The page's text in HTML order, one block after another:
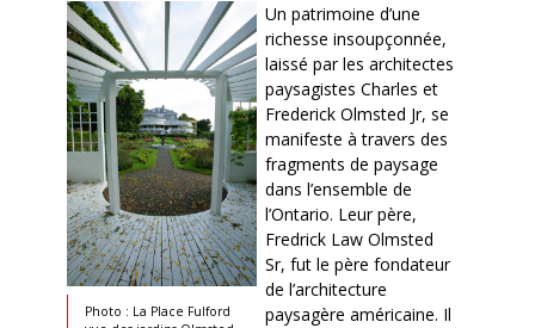
Photo : La Place Fulford
Un patrimoine d’une
richesse insoupçonnée,
laissé par les architectes
paysagistes Charles et
Frederick Olmsted Jr, se
manifeste à travers des
fragments de paysage
dans l’ensemble de
l’Ontario. Leur père,
Fredrick Law Olmsted
Sr, fut le père fondateur
de l’architecture
paysagère américaine. Il